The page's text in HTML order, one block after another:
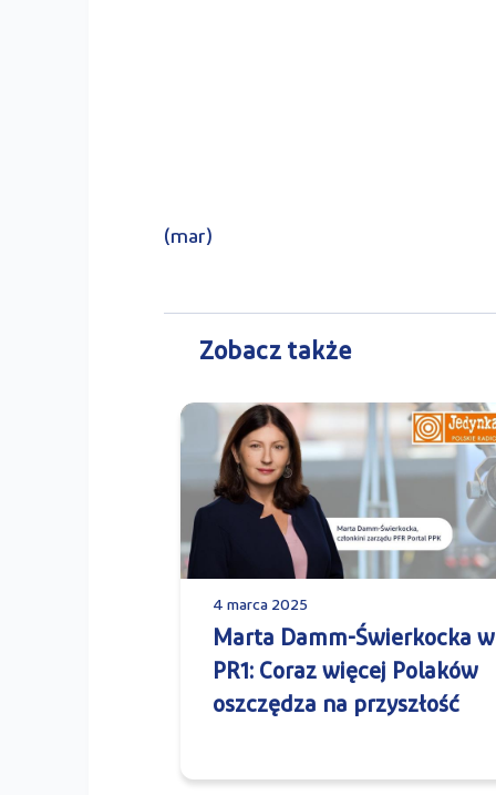
(mar)
Zobacz także
4 marca 2025
Marta Damm-Świerkocka w
PR1: Coraz więcej Polaków
oszczędza na przyszłość